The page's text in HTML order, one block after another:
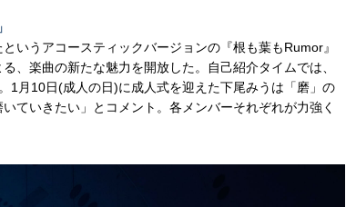
いうアコースティックバージョンの『根も葉もRumor』
、楽曲の新たな魅力を開放した。⾃⼰紹介タイムでは、
1月10日(成人の日)に成⼈式を迎えた下尾みうは「磨」の
ていきたい」とコメント。各メンバーそれぞれが⼒強く